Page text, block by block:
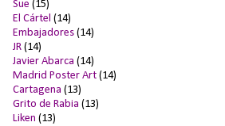
Sue (15)
El Cártel (14)
Embajadores (14)
JR (14)
Javier Abarca (14)
Madrid Poster Art (14)
Cartagena (13)
Grito de Rabia (13)
Liken (13)